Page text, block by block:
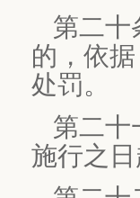
第二十
的，依
处罚。
第二十
施行之